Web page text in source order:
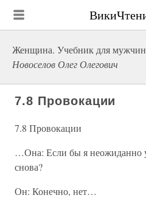
Женщина. Учебник для
Новоселов Олег Олегович
7.8 Провокации
7.8 Провокации
…Она: Если бы я неожиданно
снова?
Он: Конечно, нет…